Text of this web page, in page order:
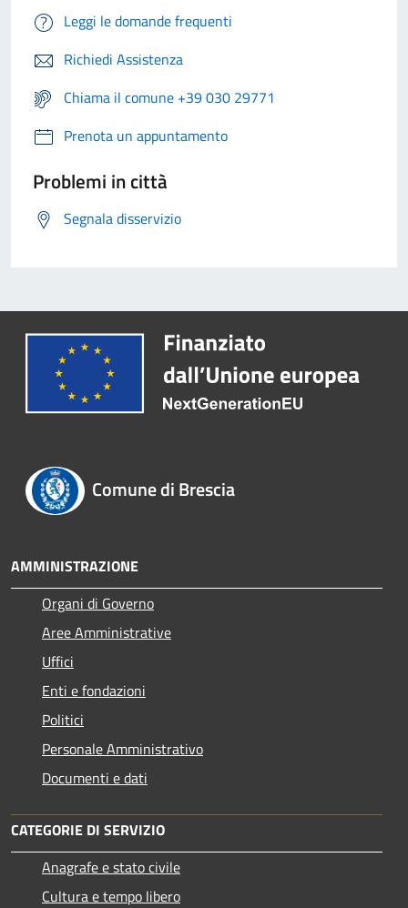
Leggi le domande frequenti
Richiedi Assistenza
Chiama il comune +39 030 29771
Prenota un appuntamento
Problemi in città
Segnala disservizio
Comune di Brescia
AMMINISTRAZIONE
Organi di Governo
Aree Amministrative
Uffici
Enti e fondazioni
Politici
Personale Amministrativo
Documenti e dati
CATEGORIE DI SERVIZIO
Anagrafe e stato civile
Cultura e tempo libero